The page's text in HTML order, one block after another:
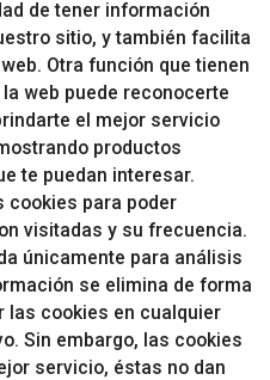
de tener información
sitio, y también facilita
Otra función que tienen
web puede reconocerte
el mejor servicio
productos
te puedan interesar.
cookies para poder
visitadas y su frecuencia.
únicamente para análisis
se elimina de forma
las cookies en cualquier
Sin embargo, las cookies
servicio, éstas no dan